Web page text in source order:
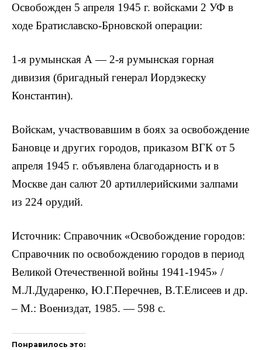
Освобожден 5 апреля 1945 г. войсками 2 УФ в
ходе Братиславско-Брновской операции:
1-я румынская А — 2-я румынская горная
дивизия (бригадный генерал Иордэкеску
Константин).
Войскам, участвовавшим в боях за освобождение
Бановце и других городов, приказом ВГК от 5
апреля 1945 г. объявлена благодарность и в
Москве дан салют 20 артиллерийскими залпами
из 224 орудий.
Источник: Справочник «Освобождение городов:
Справочник по освобождению городов в период
Великой Отечественной войны 1941-1945» /
М.Л.Дударенко, Ю.Г.Перечнев, В.Т.Елисеев и др.
– М.: Воениздат, 1985. — 598 с.
Понравилось это: